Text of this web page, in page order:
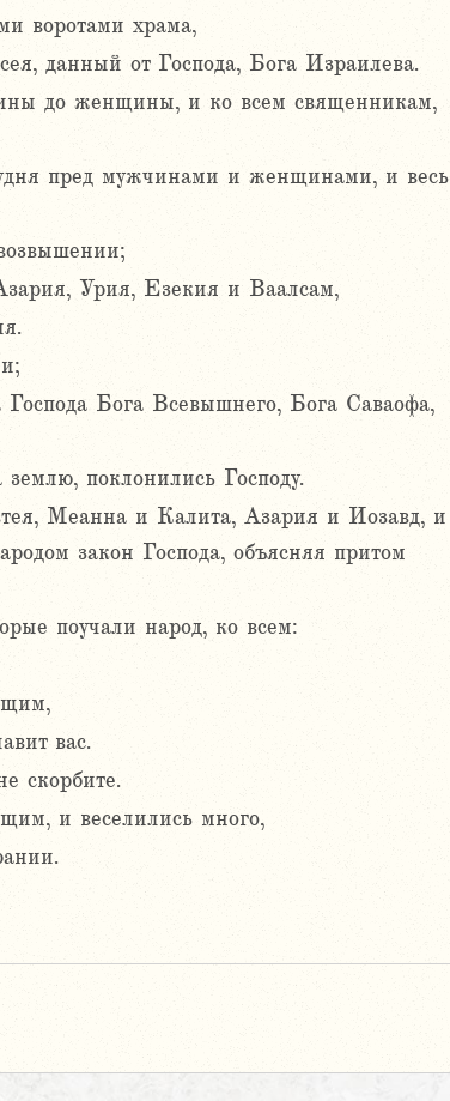
воротами храма,
данный от Господа, Бога Израилева.
до женщины, и ко всем священникам,
пред мужчинами и женщинами, и весь
Урия, Езекия и Ваалсам,
Господа Бога Всевышнего, Бога Саваофа,
поклонились Господу.
Меанна и Калита, Азария и Иозавд, и
закон Господа, объясняя притом
поучали народ, ко всем:
вас.
скорбите.
и веселились много,